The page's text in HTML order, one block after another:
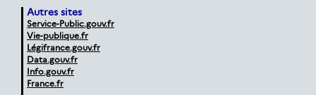
Autres sites
Service-Public.gouv.fr
Vie-publique.fr
Légifrance.gouv.fr
Data.gouv.fr
Info.gouv.fr
France.fr